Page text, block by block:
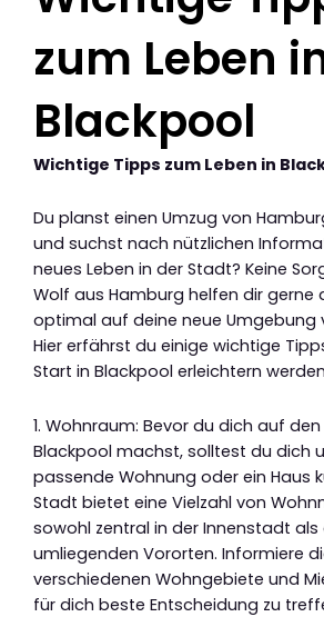
zum Leben
Blackpool
Wichtige Tipps zum Leben in
Du planst einen Umzug von
und suchst nach nützlichen
neues Leben in der Stadt? Keine
Wolf aus Hamburg helfen dir gerne
optimal auf deine neue Umgebung
Hier erfährst du einige wichtige
Start in Blackpool erleichtern
1. Wohnraum: Bevor du dich auf
Blackpool machst, solltest du dich
passende Wohnung oder ein Haus
Stadt bietet eine Vielzahl von
sowohl zentral in der Innenstadt als
umliegenden Vororten. Informiere
verschiedenen Wohngebiete und
für dich beste Entscheidung zu